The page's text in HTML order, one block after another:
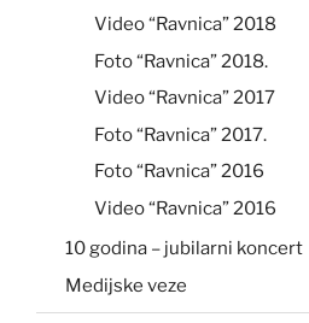
Video “Ravnica” 2018
Foto “Ravnica” 2018.
Video “Ravnica” 2017
Foto “Ravnica” 2017.
Foto “Ravnica” 2016
Video “Ravnica” 2016
10 godina – jubilarni koncert
Medijske veze